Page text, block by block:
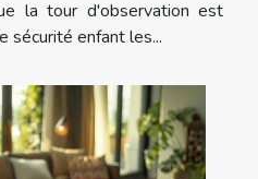
la tour d'observation est
sécurité enfant les...